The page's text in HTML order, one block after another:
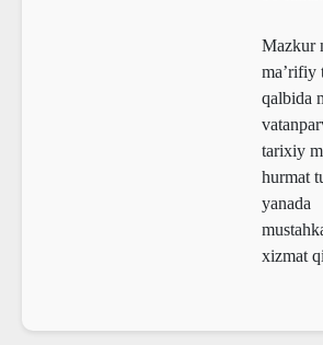
Mazkur
ma’rifiy
qalbida
tarixiy
hurmat
yanada
xizmat